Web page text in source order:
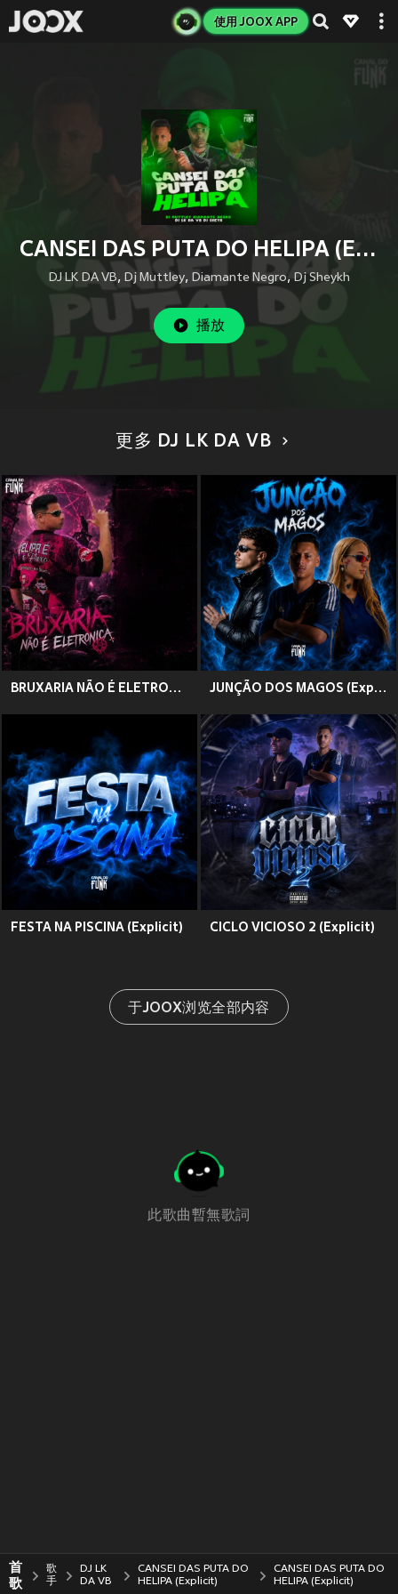
使用 JOOX APP
CANSEI DAS PUTA DO HELIPA (Explicit)
DJ LK DA VB, Dj Muttley, Diamante Negro,Dj Sheykh
播放
更多 DJ LK DA VB
BRUXARIA NÃO É ELETRONICA (Explicit) JUNÇÃO DOS MAGOS (Explicit)
FESTA NA PISCINA (Explicit) CICLO VICIOSO 2 (Explicit)
于JOOX浏览全部内容
此歌曲暫無歌詞
首
歌
歌
手
DJ LK
DA VB
CANSEI DAS PUTA DO
HELIPA (Explicit)
CANSEI DAS PUTA DO
HELIPA (Explicit)